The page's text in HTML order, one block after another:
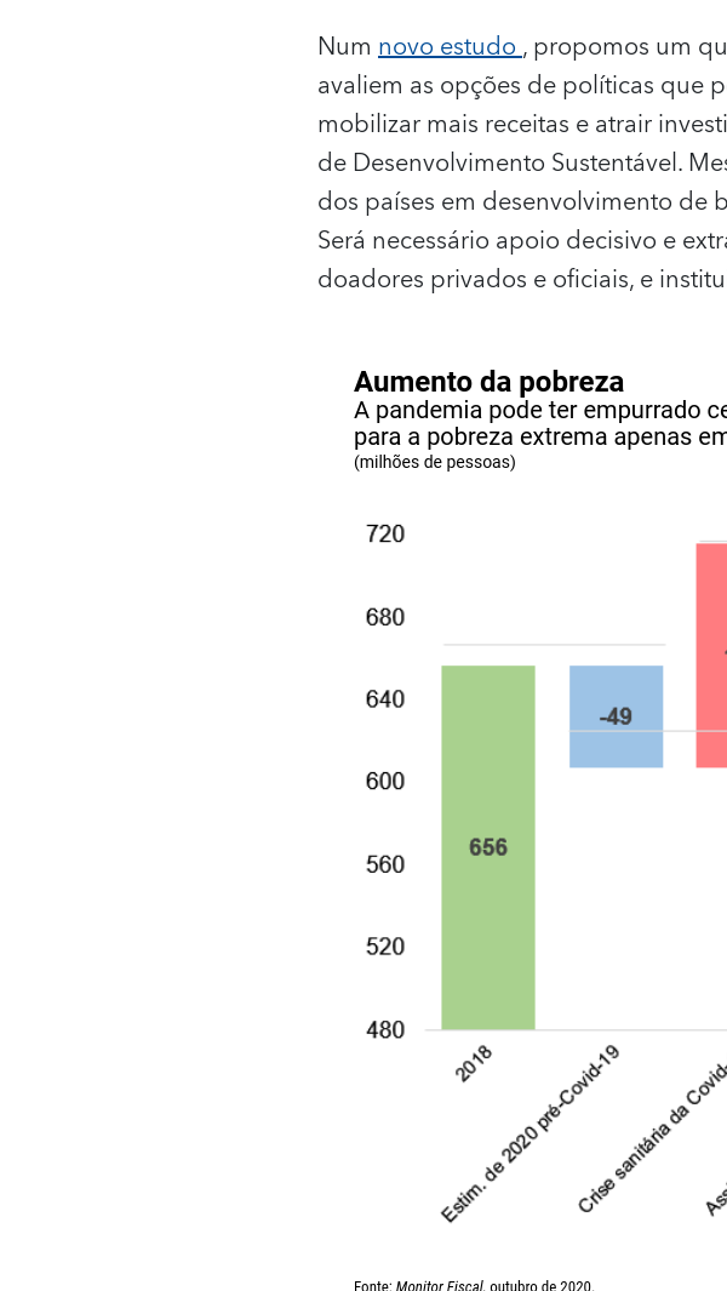
Num novo estudo, propomos um
avaliem as opções de políticas que
mobilizar mais receitas e atrair
de Desenvolvimento Sustentável.
dos países em desenvolvimento de
Será necessário apoio decisivo e
doadores privados e oficiais, e